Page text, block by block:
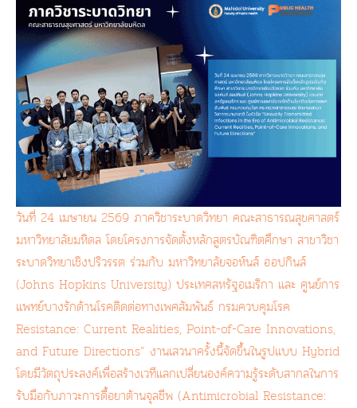
วันที่ 24 เมษายน 2569 ภาควิชาระบาดวิทยา คณะสาธารณสุขศาสตร์
มหาวิทยาลัยมหิดล โดยโครงการจัดตั้งหลักสูตรบัณฑิตศึกษา สาขาวิชา
ระบาดวิทยาเชิงปริวรรต ร่วมกับ มหาวิทยาลัยจอห์นส์ ฮอปกินส์
(Johns Hopkins University) ประเทศสหรัฐอเมริกา และ ศูนย์การ
แพทย์บางรักด้านโรคติดต่อทางเพศสัมพันธ์ กรมควบคุมโรค
Resistance: Current Realities, Point-of-Care Innovations,
and Future Directions” งานเสวนาครั้งนี้จัดขึ้นในรูปแบบ Hybrid
โดยมีวัตถุประสงค์เพื่อสร้างเวทีแลกเปลี่ยนองค์ความรู้ระดับสากลในการ
รับมือกับภาวะการดื้อยาต้านจุลชีพ (Antimicrobial Resistance: